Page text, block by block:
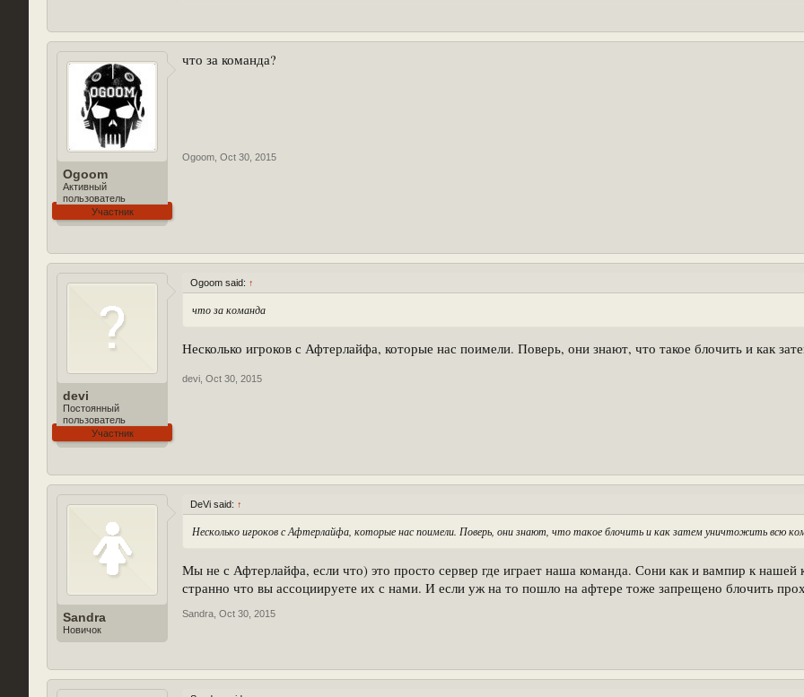
Ogoom
Активный
пользователь
Участник
что за команда?
Ogoom Oct 30, 2015
devi
Постоянный
пользователь
Участник
Ogoom said: ↑
что за команда
Несколько игроков с Афтерлайфа, которые нас поимели. Поверь, они знают, что такое блочить и как
devi Oct 30, 2015
Sandra
Новичок
DeVi said: ↑
Несколько игроков с Афтерлайфа, которые нас поимели. Поверь, они знают, что такое блочить и как затем уничтожить всю
Мы не с Афтерлайфа, если что) это просто сервер где играет наша команда. Сони как и вампир к
странно что вы ассоциируете их с нами. И если уж на то пошло на афтере тоже запрещено блочить
Sandra Oct 30, 2015